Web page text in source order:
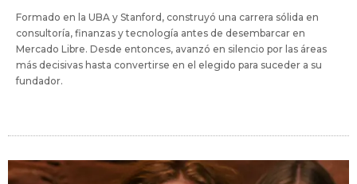
Formado en la UBA y Stanford, construyó una carrera sólida en
consultoría, finanzas y tecnología antes de desembarcar en
Mercado Libre. Desde entonces, avanzó en silencio por las áreas
más decisivas hasta convertirse en el elegido para suceder a su
fundador.